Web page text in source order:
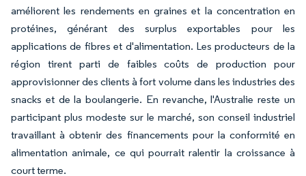
améliorent les rendements en graines et la concentration en
protéines, générant des surplus exportables pour les
applications de fibres et d'alimentation. Les producteurs de la
région tirent parti de faibles coûts de production pour
approvisionner des clients à fort volume dans les industries des
snacks et de la boulangerie. En revanche, l'Australie reste un
participant plus modeste sur le marché, son conseil industriel
travaillant à obtenir des financements pour la conformité en
alimentation animale, ce qui pourrait ralentir la croissance à
court terme.